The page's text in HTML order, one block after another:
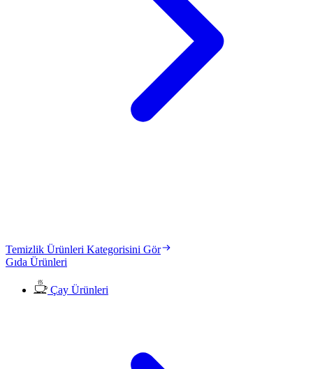
Temizlik Ürünleri Kategorisini Gör
Gıda Ürünleri
Çay Ürünleri